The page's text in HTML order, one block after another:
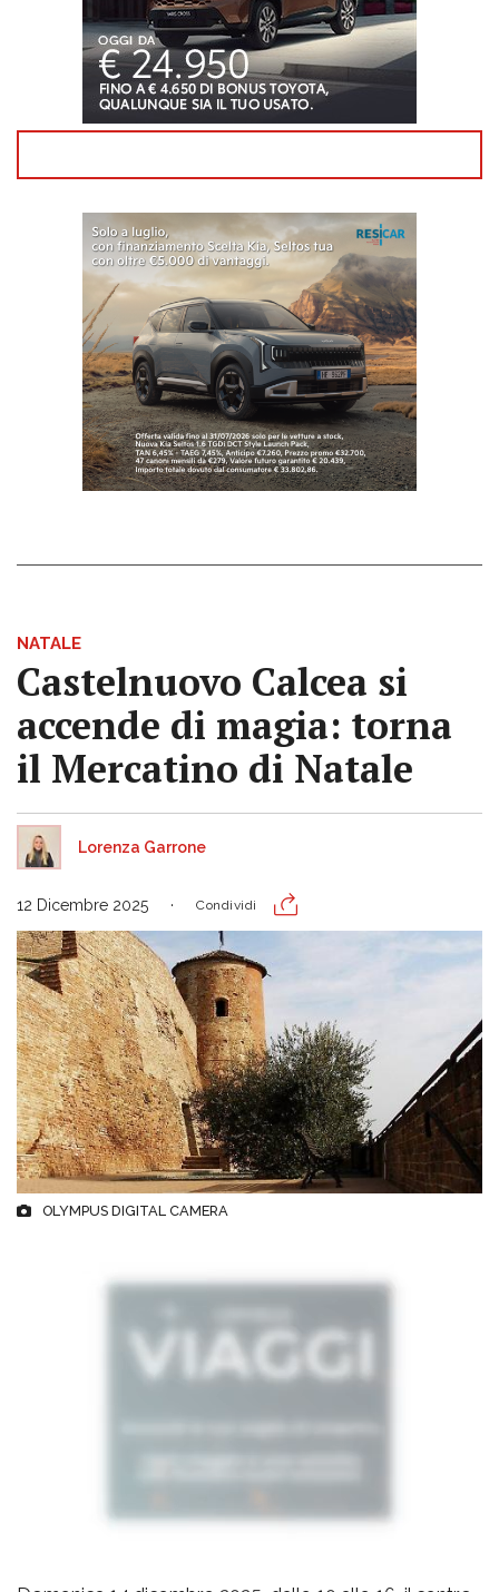
NATALE
Castelnuovo Calcea si
accende di magia: torna
il Mercatino di Natale
Lorenza Garrone
12 Dicembre 2025 Condividi
OLYMPUS DIGITAL CAMERA